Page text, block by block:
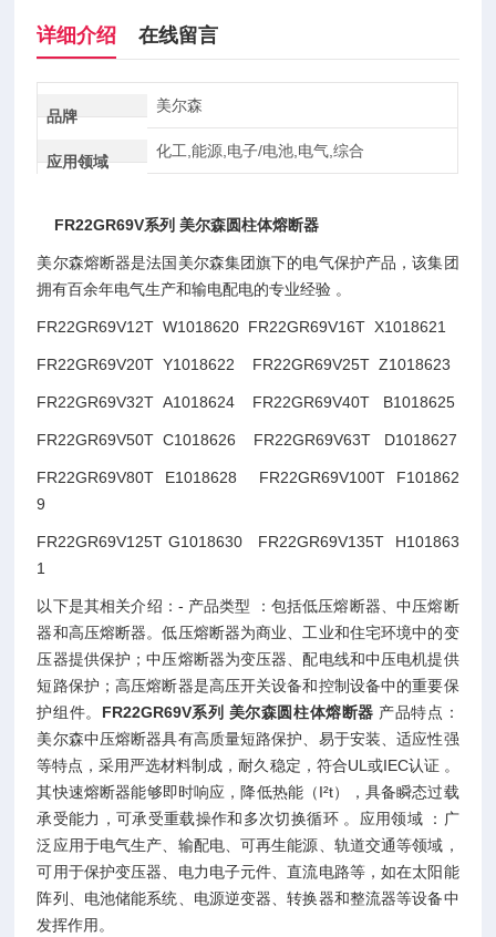
详细介绍 在线留言
品牌
美尔森
应用领域
化工,能源,电子/电池,电气,综合
FR22GR69V系列 美尔森圆柱体熔断器
美尔森熔断器是法国美尔森集团旗下的电气保护产品，该集团
拥有百余年电气生产和输电配电的专业经验 。
FR22GR69V12T W1018620 FR22GR69V16T X1018621
FR22GR69V20T Y1018622 FR22GR69V25T Z1018623
FR22GR69V32T A1018624 FR22GR69V40T B1018625
FR22GR69V50T C1018626 FR22GR69V63T D1018627
FR22GR69V80T E1018628 FR22GR69V100T F101862
9
FR22GR69V125T G1018630 FR22GR69V135T H101863
1
以下是其相关介绍：- 产品类型 ：包括低压熔断器、中压熔断
器和高压熔断器。低压熔断器为商业、工业和住宅环境中的变
压器提供保护；中压熔断器为变压器、配电线和中压电机提供
短路保护；高压熔断器是高压开关设备和控制设备中的重要保
护组件。 FR22GR69V系列 美尔森圆柱体熔断器 产品特点：
美尔森中压熔断器具有高质量短路保护、易于安装、适应性强
等特点，采用严选材料制成，耐久稳定，符合UL或IEC认证 。
其快速熔断器能够即时响应，降低热能（I²t），具备瞬态过载
承受能力，可承受重载操作和多次切换循环 。应用领域 ：广
泛应用于电气生产、输配电、可再生能源、轨道交通等领域，
可用于保护变压器、电力电子元件、直流电路等，如在太阳能
阵列、电池储能系统、电源逆变器、转换器和整流器等设备中
发挥作用。